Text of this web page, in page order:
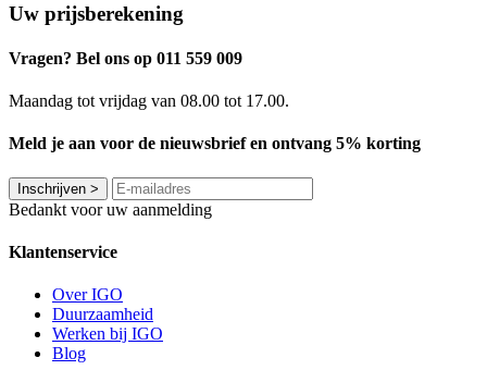
Uw prijsberekening
Vragen? Bel ons op 011 559 009
Maandag tot vrijdag van 08.00 tot 17.00.
Meld je aan voor de nieuwsbrief en ontvang 5% korting
Inschrijven >
Bedankt voor uw aanmelding
Klantenservice
Over IGO
Duurzaamheid
Werken bij IGO
Blog